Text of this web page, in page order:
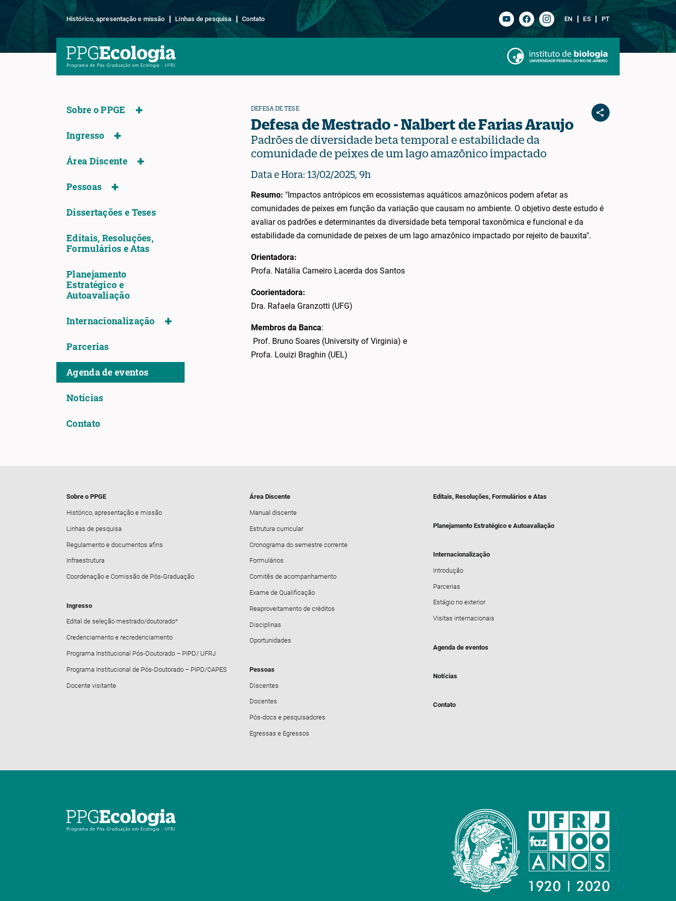
Histórico, apresentação e missão Linhas de pesquisa Contato EN ES PT
Sobre o PPGE
Ingresso
Área Discente
Pessoas
Dissertações e Teses
Editais, Resoluções,
Formulários e Atas
Planejamento
Estratégico e
Autoavaliação
Internacionalização
Parcerias
Agenda de eventos
Notícias
Contato
DEFESA DE TESE
Defesa de Mestrado - Nalbert de Farias Araujo
Padrões de diversidade beta temporal e estabilidade da
comunidade de peixes de um lago amazônico impactado
Data e Hora: 13/02/2025, 9h
Resumo: "Impactos antrópicos em ecossistemas aquáticos amazônicos podem afetar as
comunidades de peixes em função da variação que causam no ambiente. O objetivo deste estudo é
avaliar os padrões e determinantes da diversidade beta temporal taxonômica e funcional e da
estabilidade da comunidade de peixes de um lago amazônico impactado por rejeito de bauxita".
Orientadora:
Profa. Natália Carneiro Lacerda dos Santos
Coorientadora:
Dra. Rafaela Granzotti (UFG)
Membros da Banca:
Prof. Bruno Soares (University of Virginia) e
Profa. Louizi Braghin (UEL)
Sobre o PPGE
Histórico, apresentação e missão
Linhas de pesquisa
Regulamento e documentos afins
Infraestrutura
Coordenação e Comissão de Pós-Graduação
Ingresso
Edital de seleção mestrado/doutorado*
Credenciamento e recredenciamento
Programa Institucional Pós-Doutorado – PIPD/ UFRJ
Programa Institucional de Pós-Doutorado – PIPD/CAPES
Docente visitante
Área Discente
Manual discente
Estrutura curricular
Cronograma do semestre corrente
Formulários
Comitês de acompanhamento
Exame de Qualificação
Reaproveitamento de créditos
Disciplinas
Oportunidades
Pessoas
Discentes
Docentes
Pós-docs e pesquisadores
Egressas e Egressos
Editais, Resoluções, Formulários e Atas
Planejamento Estratégico e Autoavaliação
Internacionalização
Introdução
Parcerias
Estágio no exterior
Visitas internacionais
Agenda de eventos
Notícias
Contato